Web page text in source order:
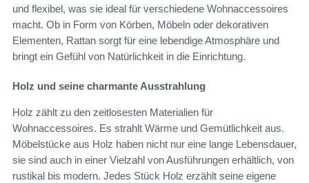
und flexibel, was sie ideal für verschiedene Wohnaccessoires
macht. Ob in Form von Körben, Möbeln oder dekorativen
Elementen, Rattan sorgt für eine lebendige Atmosphäre und
bringt ein Gefühl von Natürlichkeit in die Einrichtung.
Holz und seine charmante Ausstrahlung
Holz zählt zu den zeitlosesten Materialien für
Wohnaccessoires. Es strahlt Wärme und Gemütlichkeit aus.
Möbelstücke aus Holz haben nicht nur eine lange Lebensdauer,
sie sind auch in einer Vielzahl von Ausführungen erhältlich, von
rustikal bis modern. Jedes Stück Holz erzählt seine eigene